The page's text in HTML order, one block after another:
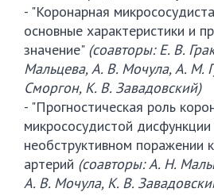
- "Коронарная
основные характеристики и
значение" (соавторы: Е. В.
Мальцева, А. В. Мочула, А. М.
Сморгон, К. В. Завадовский)
- "Прогностическая роль
микрососудистой дисфункции
необструктивном поражении
артерий (соавторы: А. Н.
А. В. Мочула, К. В.